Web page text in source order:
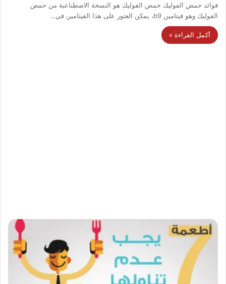
فوائد حمض الفوليك حمض الفوليك هو النسخة الاصطناعية من حمض
الفوليك وهو فيتامين b9، يمكن العثور على هذا الفيتامين في…
أكمل القراءة »